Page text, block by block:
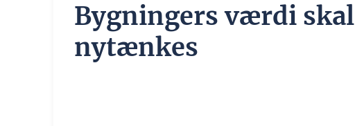
Bygningers værdi skal
nytænkes